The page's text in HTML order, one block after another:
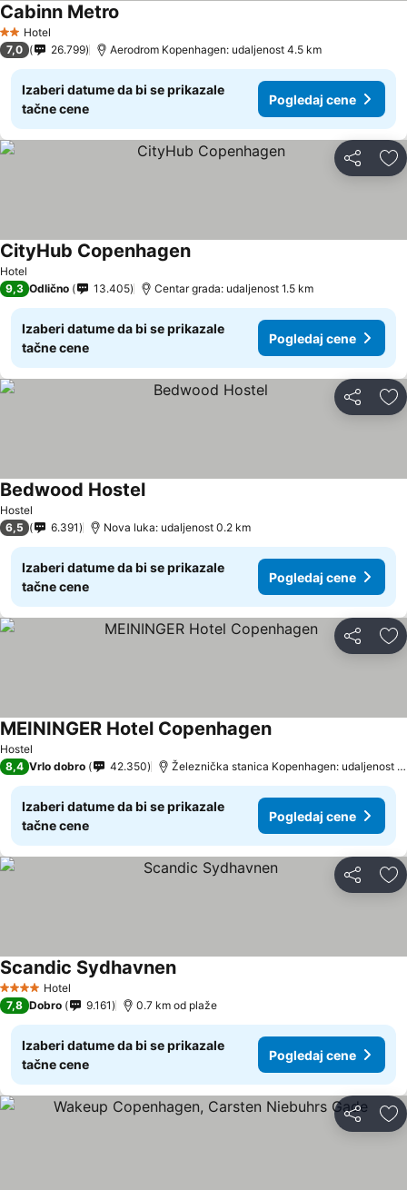
2 Zvezdice
Hotel
Cabinn Metro
7,0 26.799 Aerodrom Kopenhagen: udaljenost 4.5 km
Izaberi datume da bi se prikazale
tačne cene
Pogledaj cene
Deli
Hotel
CityHub CopenhagenPogledaj cene
9,3 Odlično 13.405 Centar grada: udaljenost 1.5 km
Izaberi datume da bi se prikazale
tačne cene
Pogledaj cene
Deli
Hostel
Bedwood HostelPogledaj cene
6,5 6.391 Nova luka: udaljenost 0.2 km
Izaberi datume da bi se prikazale
tačne cene
Pogledaj cene
Deli
Hostel
MEININGER Hotel CopenhagenPogledaj cene
8,4 Vrlo dobro 42.350 Železnička stanica Kopenhagen: udaljenost
Izaberi datume da bi se prikazale
tačne cene
Pogledaj cene
Deli
4 ZvezdiceHotel
Scandic SydhavnenPogledaj cene
7,8 Dobro 9.161 0.7 km od plaže
Izaberi datume da bi se prikazale
tačne cene
Pogledaj cene
Deli